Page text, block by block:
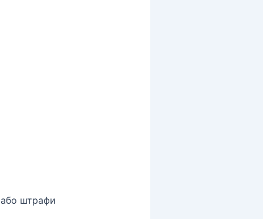
або штрафи